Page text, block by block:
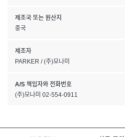
제조국 또는 원산지
중국
제조자
PARKER / (주)모나미
A/S 책임자와 전화번호
(주)모나미 02-554-0911